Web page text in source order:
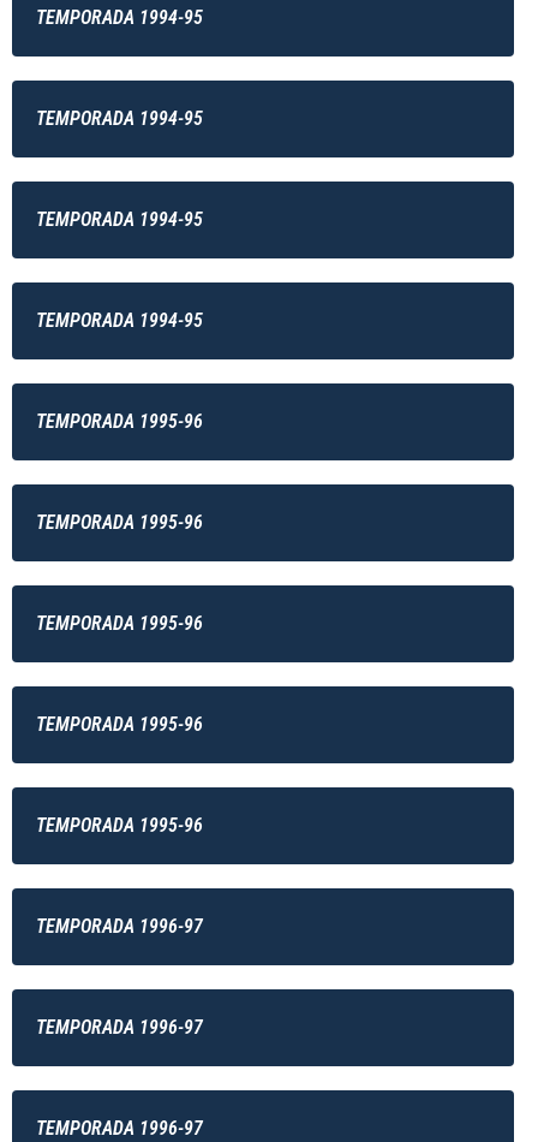
TEMPORADA 1994-95
TEMPORADA 1994-95
TEMPORADA 1994-95
TEMPORADA 1994-95
TEMPORADA 1995-96
TEMPORADA 1995-96
TEMPORADA 1995-96
TEMPORADA 1995-96
TEMPORADA 1995-96
TEMPORADA 1996-97
TEMPORADA 1996-97
TEMPORADA 1996-97